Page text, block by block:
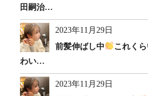
田嗣治…
2023年11月29日
前髪伸ばし中
これく
わい…
2023年11月29日